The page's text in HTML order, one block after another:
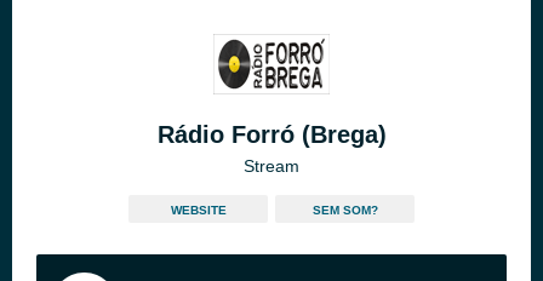
Rádio Forró (Brega)
Stream
WEBSITE SEM SOM?